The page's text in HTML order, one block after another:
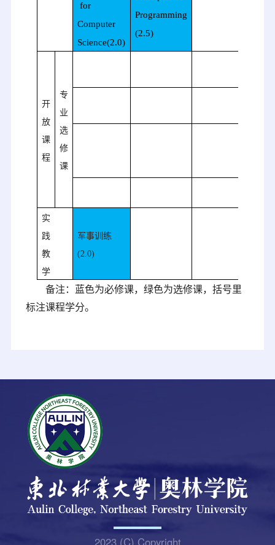
for
Computer
Science(2.0)
Programming
(2.5)
开
放
课
程
专
业
选
修
课
实
践
教
学
军事训练
(2.0)
备注：蓝色为必修课，绿色为选修课，括号里
标注课程学分。